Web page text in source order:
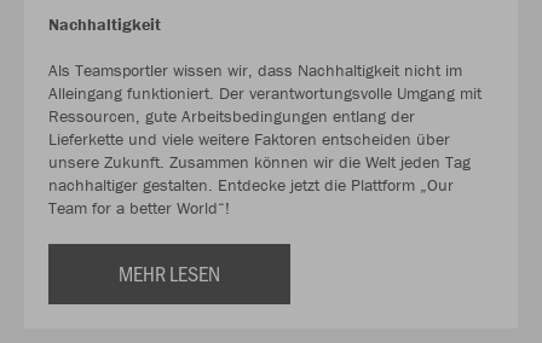
Nachhaltigkeit
Als Teamsportler wissen wir, dass Nachhaltigkeit nicht im
Alleingang funktioniert. Der verantwortungsvolle Umgang mit
Ressourcen, gute Arbeitsbedingungen entlang der
Lieferkette und viele weitere Faktoren entscheiden über
unsere Zukunft. Zusammen können wir die Welt jeden Tag
nachhaltiger gestalten. Entdecke jetzt die Plattform „Our
Team for a better World“!
MEHR LESEN